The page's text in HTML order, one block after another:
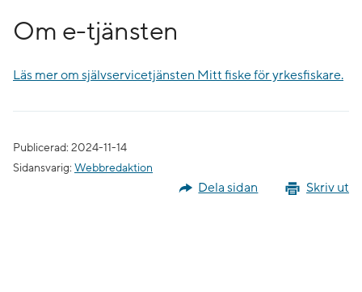
Om e-tjänsten
Läs mer om självservicetjänsten Mitt fiske för yrkesfiskare.
Publicerad: 2024-11-14
Sidansvarig: Webbredaktion
Skriv ut
Dela sidan